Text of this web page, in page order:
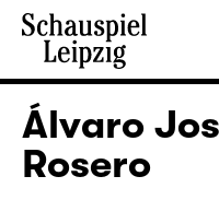
Álvaro
Rosero